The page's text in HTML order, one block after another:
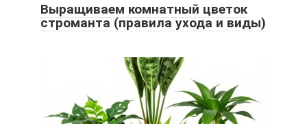
Выращиваем комнатный цветок
строманта (правила ухода и виды)